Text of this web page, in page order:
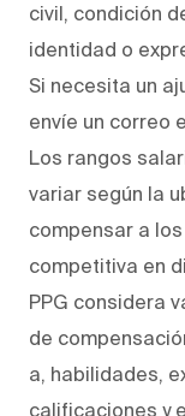
civil, condición
identidad o
Si necesita un
envíe un correo
Los rangos
variar según la
compensar a
competitiva en
PPG considera
de
a, habilidades,
calificaciones y